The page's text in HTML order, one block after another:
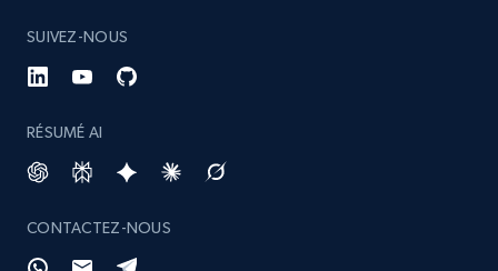
SUIVEZ-NOUS
RÉSUMÉ AI
CONTACTEZ-NOUS